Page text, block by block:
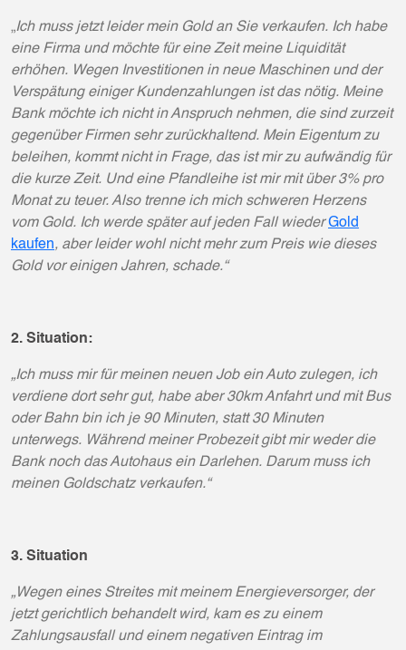
„Ich muss jetzt leider mein Gold an Sie verkaufen. Ich habe
eine Firma und möchte für eine Zeit meine Liquidität
erhöhen. Wegen Investitionen in neue Maschinen und der
Verspätung einiger Kundenzahlungen ist das nötig. Meine
Bank möchte ich nicht in Anspruch nehmen, die sind zurzeit
gegenüber Firmen sehr zurückhaltend. Mein Eigentum zu
beleihen, kommt nicht in Frage, das ist mir zu aufwändig für
die kurze Zeit. Und eine Pfandleihe ist mir mit über 3% pro
Monat zu teuer. Also trenne ich mich schweren Herzens
vom Gold. Ich werde später auf jeden Fall wiederGold
kaufen, aber leider wohl nicht mehr zum Preis wie dieses
Gold vor einigen Jahren, schade.“
2. Situation:
„Ich muss mir für meinen neuen Job ein Auto zulegen, ich
verdiene dort sehr gut, habe aber 30km Anfahrt und mit Bus
oder Bahn bin ich je 90 Minuten, statt 30 Minuten
unterwegs. Während meiner Probezeit gibt mir weder die
Bank noch das Autohaus ein Darlehen. Darum muss ich
meinen Goldschatz verkaufen.“
3. Situation
„Wegen eines Streites mit meinem Energieversorger, der
jetzt gerichtlich behandelt wird, kam es zu einem
Zahlungsausfall und einem negativen Eintrag im